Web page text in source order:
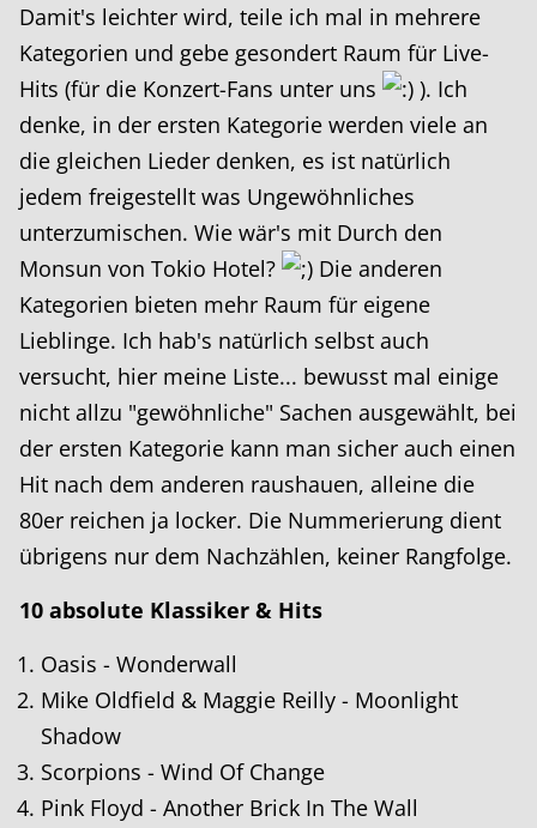
Damit's leichter wird, teile ich mal in mehrere
Kategorien und gebe gesondert Raum für Live-
Hits (für die Konzert-Fans unter uns
). Ich
denke, in der ersten Kategorie werden viele an
die gleichen Lieder denken, es ist natürlich
jedem freigestellt was Ungewöhnliches
unterzumischen. Wie wär's mit Durch den
Monsun von Tokio Hotel?
Die anderen
Kategorien bieten mehr Raum für eigene
Lieblinge. Ich hab's natürlich selbst auch
versucht, hier meine Liste... bewusst mal einige
nicht allzu "gewöhnliche" Sachen ausgewählt, bei
der ersten Kategorie kann man sicher auch einen
Hit nach dem anderen raushauen, alleine die
80er reichen ja locker. Die Nummerierung dient
übrigens nur dem Nachzählen, keiner Rangfolge.
10 absolute Klassiker & Hits
Oasis - Wonderwall
Mike Oldfield & Maggie Reilly - Moonlight
Shadow
Scorpions - Wind Of Change
Pink Floyd - Another Brick In The Wall